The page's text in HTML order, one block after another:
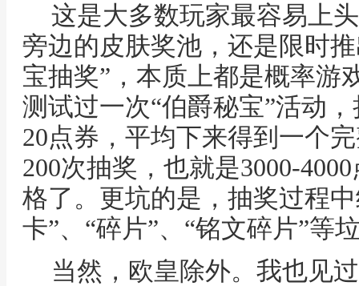
这是大多数玩家最容易上
旁边的皮肤奖池，还是限时
宝抽奖”，本质上都是概率游
测试过一次“伯爵秘宝”活动
20点券，平均下来得到一个
200次抽奖，也就是3000-
格了。更坑的是，抽奖过程
卡”、“碎片”、“铭文碎片”等
当然，欧皇除外。我也见